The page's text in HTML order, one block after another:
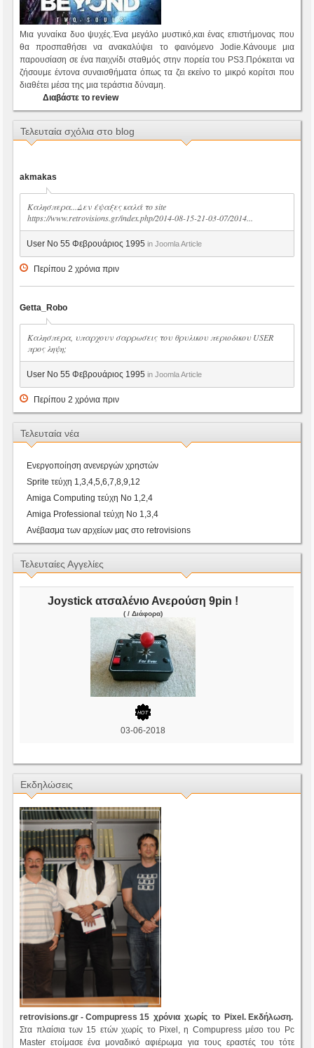
Μια γυναίκα δυο ψυχές.Ένα μεγάλο μυστικό,και ένας επιστήμονας που
θα προσπαθήσει να ανακαλύψει το φαινόμενο Jodie.Κάνουμε μια
παρουσίαση σε ένα παιχνίδι σταθμός στην πορεία του PS3.Πρόκειται να
ζήσουμε έντονα συναισθήματα όπως τα ζει εκείνο το μικρό κορίτσι που
διαθέτει μέσα της μια τεράστια δύναμη.
Διαβάστε το review
Τελευταία σχόλια στο blog
akmakas
Καλησπερα...Δεν έψαξες καλά το site
https://www.retrovisions.gr/index.php/2014-08-15-21-03-07/2014...
User No 55 Φεβρουάριος 1995 in Joomla Article
Περίπου 2 χρόνια πριν
Getta_Robo
Καλησπερα, υπαρχουν σαρρωσεις του θρυλικου περιοδικου USER
προς ληψη;
User No 55 Φεβρουάριος 1995 in Joomla Article
Περίπου 2 χρόνια πριν
Τελευταία νέα
Ενεργοποίηση ανενεργών χρηστών
Sprite τεύχη 1,3,4,5,6,7,8,9,12
Amiga Computing τεύχη Νο 1,2,4
Amiga Professional τεύχη Νο 1,3,4
Ανέβασμα των αρχείων μας στο retrovisions
Τελευταίες Αγγελίες
Joystick ατσαλένιο Ανερούση 9pin !
( / Διάφορα)
03-06-2018
Εκδηλώσεις
retrovisions.gr - Compupress 15 χρόνια χωρίς το Pixel. Εκδήλωση.
Στα πλαίσια των 15 ετών χωρίς το Pixel, η Compupress μέσο του Pc
Master ετοίμασε ένα μοναδικό αφιέρωμα για τους εραστές του τότε